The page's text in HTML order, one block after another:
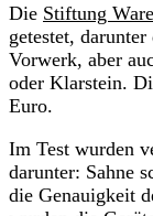
Die Stiftung
getestet,
Vorwerk, aber
oder Klarstein.
Euro.
Im Test wurden
darunter: Sahne
die Genauigkeit